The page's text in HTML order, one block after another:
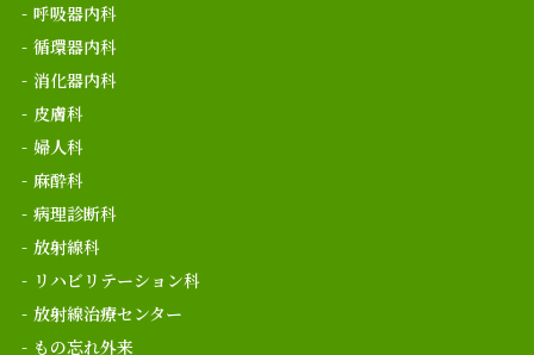
呼吸器内科
循環器内科
消化器内科
皮膚科
婦人科
麻酔科
病理診断科
放射線科
リハビリテーション科
放射線治療センター
もの忘れ外来